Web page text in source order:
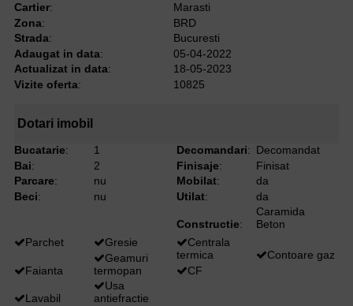
Cartier:
Marasti
Zona:
BRD
Strada:
Bucuresti
Adaugat in data:
05-04-2022
Actualizat in data:
18-05-2023
Vizite oferta: 10825
Dotari imobil
Bucatarie:
1
Bai:
2
Parcare:
nu
Beci: nu
Decomandari: Decomandat
Finisaje:
Finisat
Mobilat:
da
Utilat: da
Constructie:
Caramida
Beton
Parchet
Gresie
Faianta
Geamuri
termopan
Lavabil
Usa
antiefractie
Centrala
termica
Contoare gaz
CF